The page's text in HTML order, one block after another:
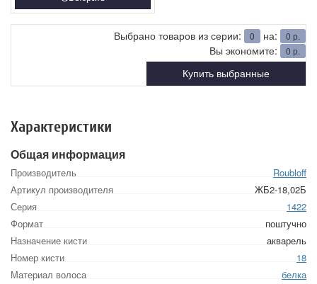
Выбрано товаров из серии: 0 на: 0 р.
Вы экономите: 0 р.
Купить выбранные
Характеристики
Общая информация
Производитель
Roubloff
Артикул производителя
ЖБ2-18,02Б
Серия
1422
Формат
поштучно
Назначение кисти
акварель
Номер кисти
18
Материал волоса
белка